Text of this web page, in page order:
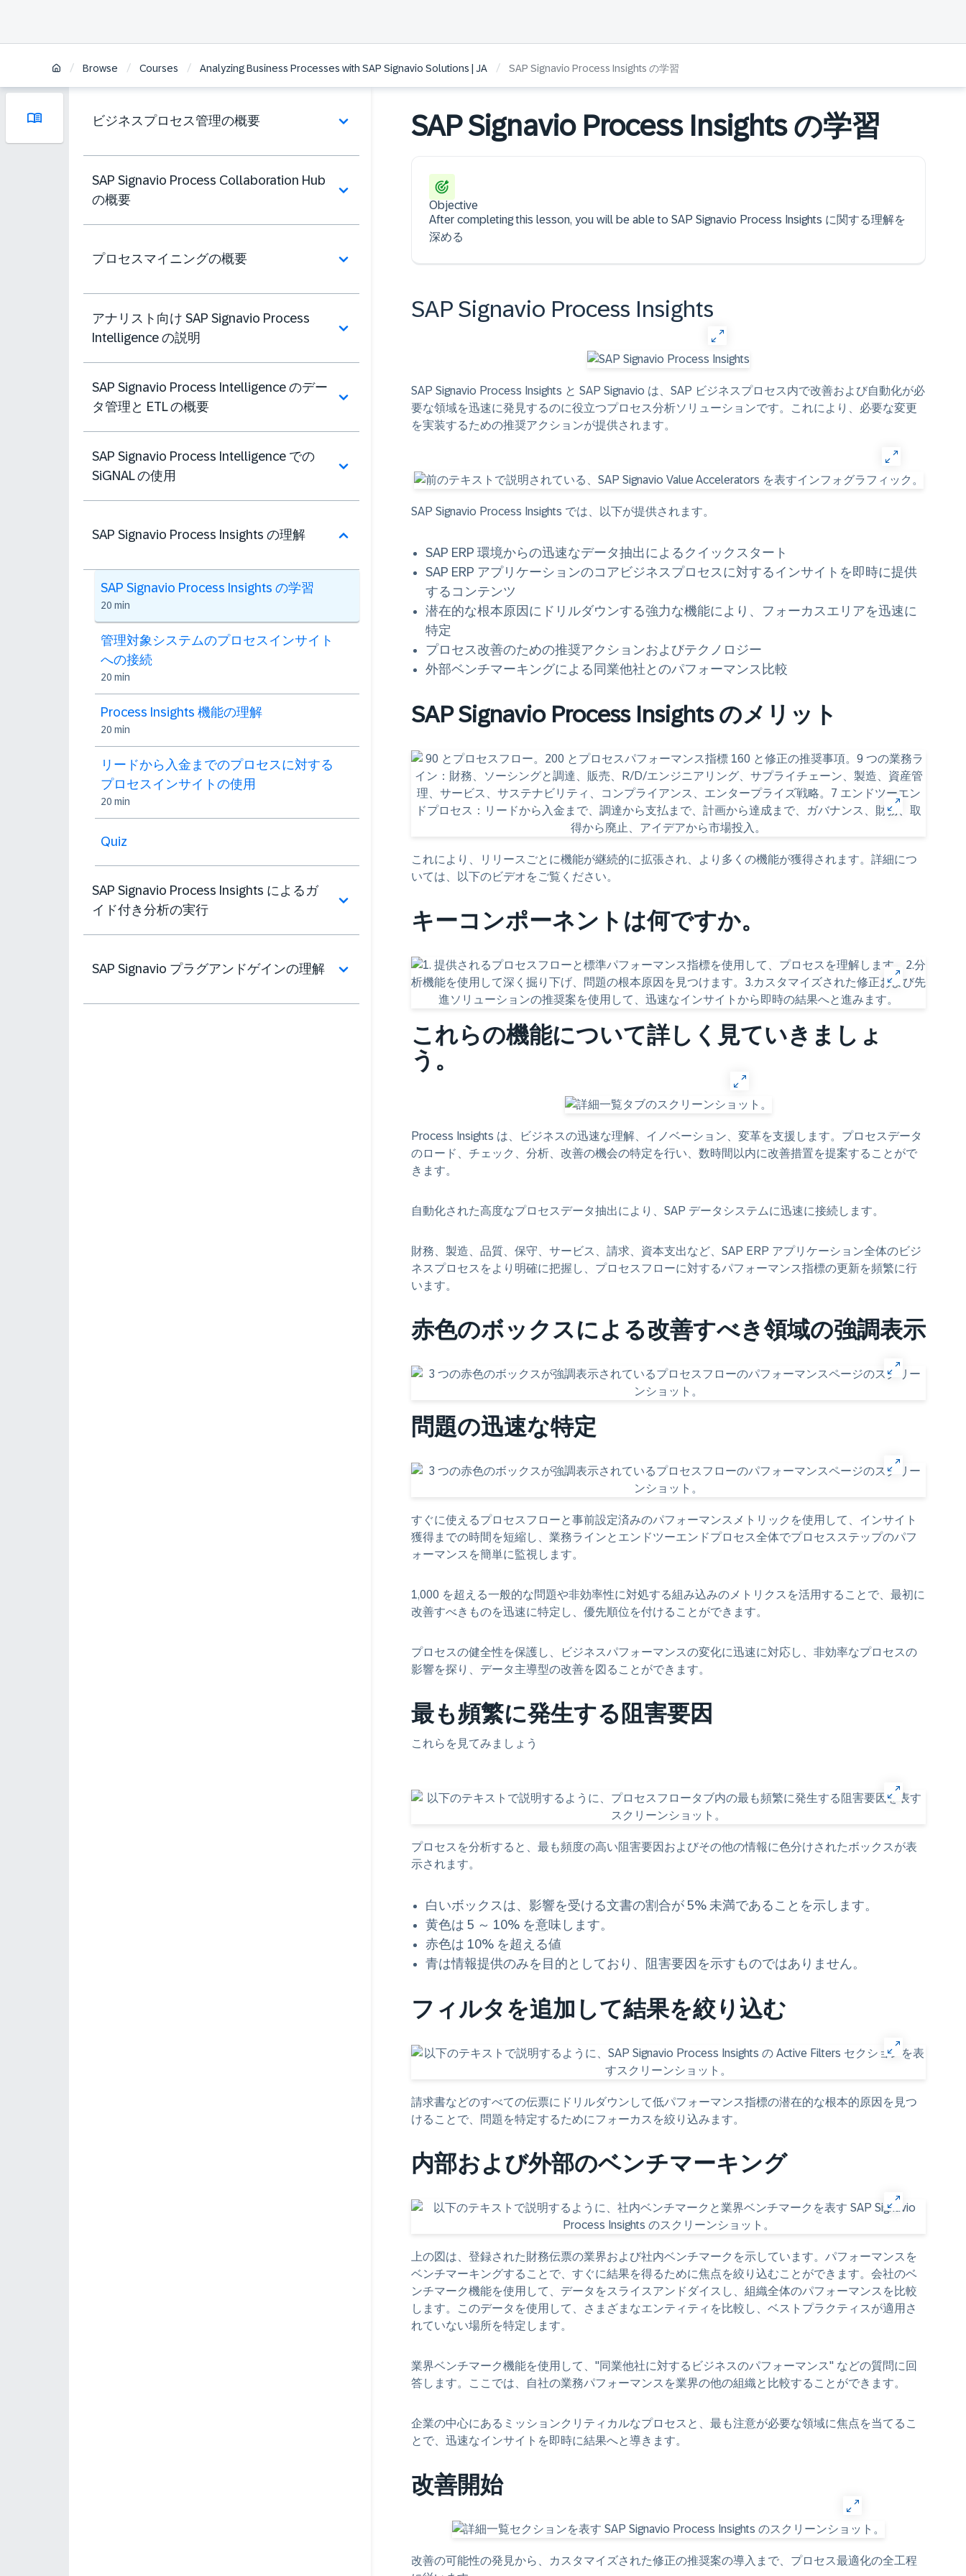
/ Browse / Courses / Analyzing Business Processes with SAP Signavio Solutions | JA / SAP Signavio Process Insights の学習
ビジネスプロセス管理の概要
SAP Signavio Process Collaboration Hub
の概要
プロセスマイニングの概要
アナリスト向け SAP Signavio Process
Intelligence の説明
SAP Signavio Process Intelligence のデー
タ管理と ETL の概要
SAP Signavio Process Intelligence での
SiGNAL の使用
SAP Signavio Process Insights の理解
SAP Signavio Process Insights の学習
20 min
管理対象システムのプロセスインサイト
への接続
20 min
Process Insights 機能の理解
20 min
リードから入金までのプロセスに対する
プロセスインサイトの使用
20 min
Quiz
SAP Signavio Process Insights によるガ
イド付き分析の実行
SAP Signavio プラグアンドゲインの理解
SAP Signavio Process Insights の学習
Objective
After completing this lesson, you will be able to SAP Signavio Process Insights に関する理解を
深める
SAP Signavio Process Insights
SAP Signavio Process Insights と SAP Signavio は、SAP ビジネスプロセス内で改善および自動化が必
要な領域を迅速に発見するのに役立つプロセス分析ソリューションです。これにより、必要な変更
を実装するための推奨アクションが提供されます。
SAP Signavio Process Insights では、以下が提供されます。
SAP ERP 環境からの迅速なデータ抽出による クイックスタート
SAP ERP アプリケーションのコアビジネスプロセスに対するインサイトを即時に提供
するコンテンツ
潜在的な根本原因にドリルダウンする強力な機能により、 フォーカスエリアを迅速に
特定
プロセス改善のための推奨アクションおよびテクノロジー
外部ベンチマーキングによる同業他社とのパフォーマンス比較
SAP Signavio Process Insights のメリット
これにより、リリースごとに機能が継続的に拡張され、より多くの機能が獲得されます。詳細につ
いては、以下のビデオをご覧ください。
キーコンポーネントは何ですか。
これらの機能について詳しく見ていきましょ
う。
Process Insights は、ビジネスの迅速な理解、イノベーション、変革を支援します。プロセスデータ
のロード、チェック、分析、改善の機会の特定を行い、数時間以内に改善措置を提案することがで
きます。
自動化された高度なプロセスデータ抽出により、SAP データシステムに迅速に接続します。
財務、製造、品質、保守、サービス、請求、資本支出など、SAP ERP アプリケーション全体のビジ
ネスプロセスをより明確に把握し、プロセスフローに対するパフォーマンス指標の更新を頻繁に行
います。
赤色のボックスによる改善すべき領域の強調表示
問題の迅速な特定
すぐに使えるプロセスフローと事前設定済みのパフォーマンスメトリックを使用して、インサイト
獲得までの時間を短縮し、業務ラインとエンドツーエンドプロセス全体でプロセスステップのパフ
ォーマンスを簡単に監視します。
1,000 を超える一般的な問題や非効率性に対処する組み込みのメトリクスを活用することで、最初に
改善すべきものを迅速に特定し、優先順位を付けることができます。
プロセスの健全性を保護し、ビジネスパフォーマンスの変化に迅速に対応し、非効率なプロセスの
影響を探り、データ主導型の改善を図ることができます。
最も頻繁に発生する阻害要因
これらを見てみましょう
プロセスを分析すると、最も頻度の高い阻害要因およびその他の情報に色分けされたボックスが表
示されます。
白いボックスは、影響を受ける文書の割合が 5% 未満であることを示します。
黄色は 5 ～ 10% を意味します。
赤色は 10% を超える値
青は情報提供のみを目的としており、阻害要因を示すものではありません。
フィルタを追加して結果を絞り込む
請求書などのすべての伝票にドリルダウンして低パフォーマンス指標の潜在的な根本的原因を見つ
けることで、問題を特定するためにフォーカスを絞り込みます。
内部および外部のベンチマーキング
上の図は、登録された財務伝票の業界および社内ベンチマークを示しています。パフォーマンスを
ベンチマーキングすることで、すぐに結果を得るために焦点を絞り込むことができます。会社のベ
ンチマーク機能を使用して、データをスライスアンドダイスし、組織全体のパフォーマンスを比較
します。このデータを使用して、さまざまなエンティティを比較し、ベストプラクティスが適用さ
れていない場所を特定します。
業界ベンチマーク機能を使用して、"同業他社に対するビジネスのパフォーマンス" などの質問に回
答します。ここでは、自社の業務パフォーマンスを業界の他の組織と比較することができます。
企業の中心にあるミッションクリティカルなプロセスと、最も注意が必要な領域に焦点を当てるこ
とで、迅速なインサイトを即時に結果へと導きます。
改善開始
改善の可能性の発見から、カスタマイズされた修正の推奨案の導入まで、プロセス最適化の全工程